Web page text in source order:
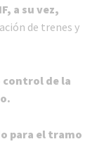
a su vez,
de trenes y
control de la
para el tramo